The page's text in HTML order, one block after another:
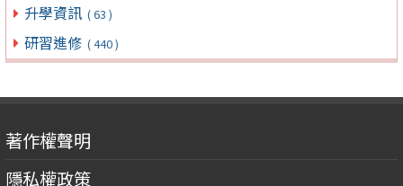
升學資訊 ( 63 )
研習進修 ( 440 )
著作權聲明
隱私權政策